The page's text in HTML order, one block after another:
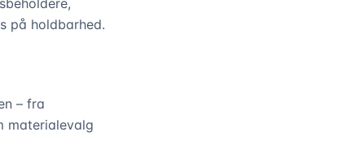
på holdbarhed.
– fra
materialevalg